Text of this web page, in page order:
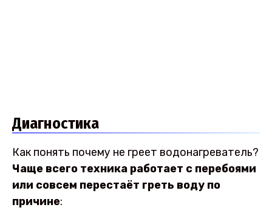
Диагностика
Как понять почему не греет водонагреватель?
Чаще всего техника работает с перебоями
или совсем перестаёт греть воду по
причине: